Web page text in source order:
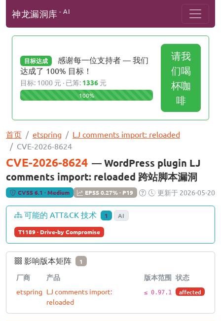
神龙漏洞库 - AI
目标达成
感谢每一位支持者 — 我们
达成了 100% 目标！
目标: 1000 元 · 已筹: 1336 元
100%
请我
们喝
杯咖
啡
首页 etspring
LJ comments import: reloaded
CVE-2026-8624
CVE-2026-8624 — WordPress plugin LJ
comments import: reloaded 跨站脚本漏洞
CVSS 6.1 · Medium EPSS 0.27% · P19 更新于 2026-05-20
可能的 ATT&CK 技术 1 AI
T1189 · Drive-by Compromise
影响版本矩阵 1
厂商 产品 版本范围 状态
etspring LJ comments import:
reloaded
≤ 0.97.1 affected